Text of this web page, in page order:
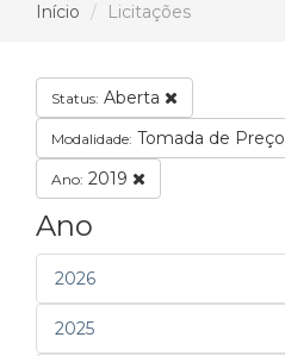
Início Licitações
Status: Aberta
Modalidade: Tomada de Preço
Ano: 2019
Ano
2026
2025